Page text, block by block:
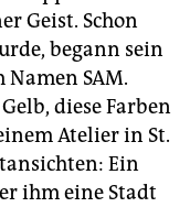
Geist. Schon
begann sein
SAM.
diese Farben
Atelier in St.
Ein
ihm eine Stadt